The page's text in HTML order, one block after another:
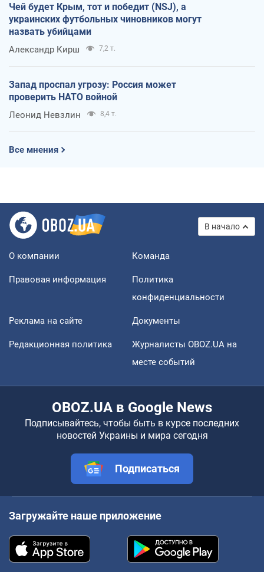
Чей будет Крым, тот и победит (NSJ), а
украинских футбольных чиновников могут
назвать убийцами
Александр Кирш 7,2 т.
Запад проспал угрозу: Россия может
проверить НАТО войной
Леонид Невзлин 8,4 т.
Все мнения
В начало
О компании Команда
Правовая информация
Политика
конфиденциальности
Реклама на сайте Документы
Редакционная политика
Журналисты OBOZ.UA на
месте событий
OBOZ.UA в Google News
Подписывайтесь, чтобы быть в курсе последних
новостей Украины и мира сегодня
Подписаться
Загружайте наше приложение